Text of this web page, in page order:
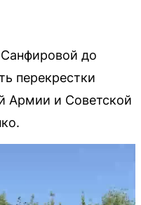
до
перекрестки
Армии и Советской